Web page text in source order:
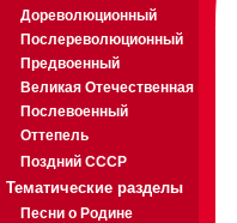
Дореволюционный
Послереволюционный
Предвоенный
Великая Отечественная
Послевоенный
Оттепель
Поздний СССР
Тематические разделы
Песни о Родине